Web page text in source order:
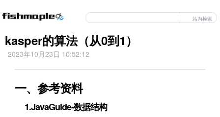
站内检索
kasper的算法（从0到1）
2023年10月23日 10:52:12
一、参考资料
1.JavaGuide-数据结构